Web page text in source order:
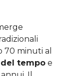
70 minuti al
tempo e